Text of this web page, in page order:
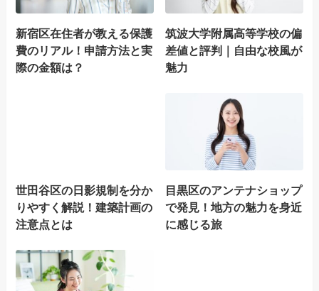
新宿区在住者が教える保護
費のリアル！申請方法と実
際の金額は？
筑波大学附属高等学校の偏
差値と評判｜自由な校風が
魅力
世田谷区の日影規制を分か
りやすく解説！建築計画の
注意点とは
目黒区のアンテナショップ
で発見！地方の魅力を身近
に感じる旅